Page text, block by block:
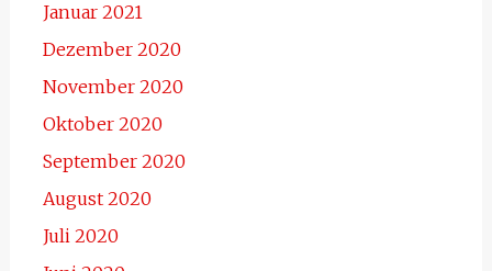
Januar 2021
Dezember 2020
November 2020
Oktober 2020
September 2020
August 2020
Juli 2020